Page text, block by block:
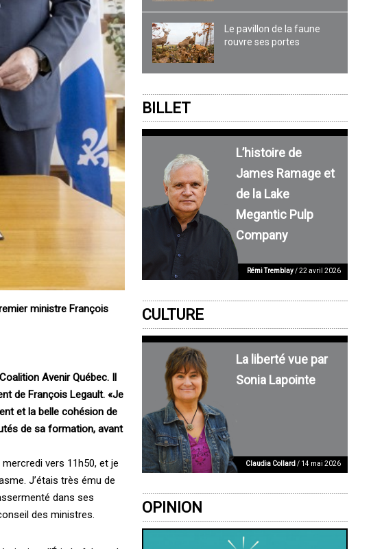
ministre François
Avenir Québec. Il
de François Legault. «Je
et la belle cohésion de
de sa formation, avant
vers 11h50, et je
J’étais très ému de
dans ses
des ministres.
Le pavillon de la faune
rouvre ses portes
BILLET
L’histoire de
James Ramage et
de la Lake
Megantic Pulp
Company
Rémi Tremblay/ 22 avril 2026
CULTURE
La liberté vue par
Sonia Lapointe
Claudia Collard/ 14 mai 2026
OPINION